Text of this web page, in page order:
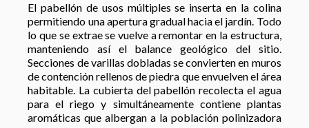
El pabellón de usos múltiples se inserta en la colina
permitiendo una apertura gradual hacia el jardín. Todo
lo que se extrae se vuelve a remontar en la estructura,
manteniendo así el balance geológico del sitio.
Secciones de varillas dobladas se convierten en muros
de contención rellenos de piedra que envuelven el área
habitable. La cubierta del pabellón recolecta el agua
para el riego y simultáneamente contiene plantas
aromáticas que albergan a la población polinizadora